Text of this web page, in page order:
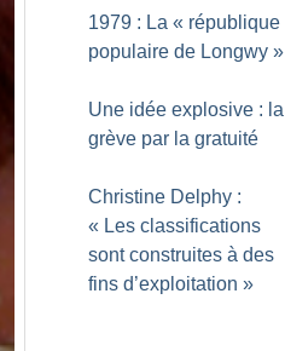
1979 : La « république
populaire de Longwy »
Une idée explosive : la
grève par la gratuité
Christine Delphy :
« Les classifications
sont construites à des
fins d’exploitation »